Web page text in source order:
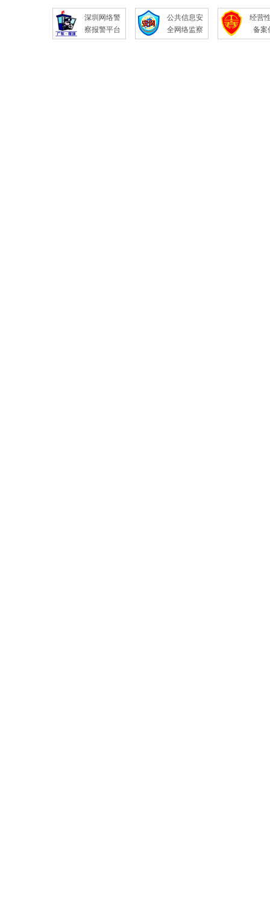
深圳网络警
察报警平台
公共信息安
全网络监察
经营
备案